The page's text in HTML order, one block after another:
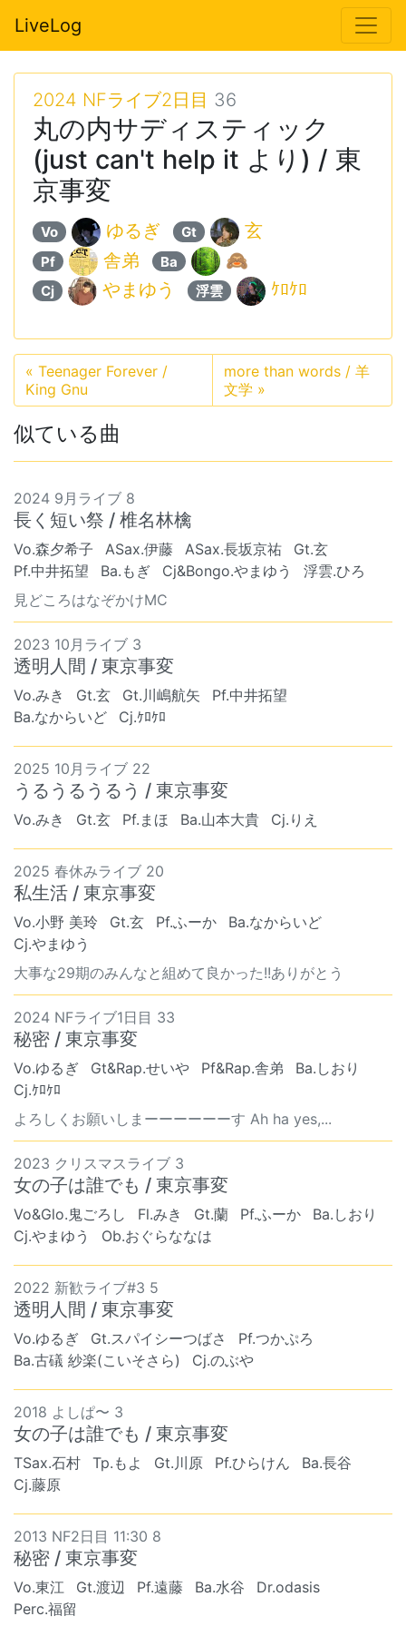
LiveLog
2024 NFライブ2日目 36
丸の内サディスティック
(just can't help it より) / 東
京事変
Vo ゆるぎ Gt 玄
Pf 舎弟 Ba 🙈
Cj やまゆう 浮雲 ｹﾛｹﾛ
« Teenager Forever /
King Gnu
more than words / 羊
文学 »
似ている曲
2024 9月ライブ 8
長く短い祭 / 椎名林檎
Vo.森夕希子 ASax.伊藤 ASax.長坂京祐
Gt.玄
Pf.中井拓望
Ba.もぎ Cj&Bongo.やまゆう
浮雲.ひろ
見どころはなぞかけMC
2023 10月ライブ 3
透明人間 / 東京事変
Vo.みき Gt.玄 Gt.川嶋航矢
Pf.中井拓望
Ba.なからいど
Cj.ｹﾛｹﾛ
2025 10月ライブ 22
うるうるうるう / 東京事変
Vo.みき Gt.玄 Pf.まほ Ba.山本大貴 Cj.りえ
2025 春休みライブ 20
私生活 / 東京事変
Vo.小野 美玲 Gt.玄 Pf.ふーか
Ba.なからいど
Cj.やまゆう
大事な29期のみんなと組めて良かった!!ありがとう
2024 NFライブ1日目 33
秘密 / 東京事変
Vo.ゆるぎ Gt&Rap.せいや Pf&Rap.舎弟
Ba.しおり
Cj.ｹﾛｹﾛ
よろしくお願いしまーーーーーーす Ah ha yes,...
2023 クリスマスライブ 3
女の子は誰でも / 東京事変
Vo&Glo.鬼ごろし Fl.みき Gt.蘭 Pf.ふーか
Ba.しおり
Cj.やまゆう
Ob.おぐらななは
2022 新歓ライブ#3 5
透明人間 / 東京事変
Vo.ゆるぎ Gt.スパイシーつばさ
Pf.つかぷろ
Ba.古礒 紗楽(こいそさら)
Cj.のぶや
2018 よしぱ〜 3
女の子は誰でも / 東京事変
TSax.石村 Tp.もよ Gt.川原 Pf.ひらけん
Ba.長谷
Cj.藤原
2013 NF2日目 11:30 8
秘密 / 東京事変
Vo.東江 Gt.渡辺 Pf.遠藤 Ba.水谷
Dr.odasis
Perc.福留